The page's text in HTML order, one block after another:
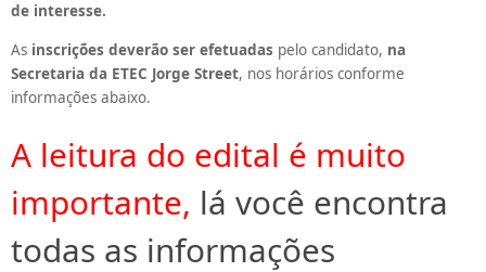
de interesse.
As inscrições deverão ser efetuadas pelo candidato, na
Secretaria da ETEC Jorge Street, nos horários conforme
informações abaixo.
A leitura do edital é muito
importante, lá você encontra
todas as informações